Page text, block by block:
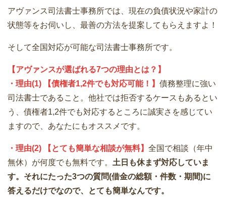
アヴァンス司法書士事務所では、現在の負債状況や家計の
状態等をお伺いし、最善の方法を提案してもらえますよ！
そして全国対応が可能な司法書士事務所です。
【アヴァンスが選ばれる7つの理由とは？】
・理由(1) 【債権者1,2件でも対応可能！】 債務整理に強い
司法書士であること。他社では拒否するケースもあるとい
う、債権者1,2件でも対応するところに誠実さを感じてい
ますので、あなたにもオススメです。
・理由(2) 【とても簡単な相談が無料】 全国で相談（年中
無休）が何度でも無料です。 土日も休まず対応していま
す。それにたった3つの質問(借金の総額・件数・期間)に
答えるだけでなので、とても簡単なんです。